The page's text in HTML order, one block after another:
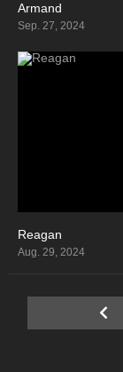
Armand
Sep. 27, 2024
Reagan
Aug. 29, 2024